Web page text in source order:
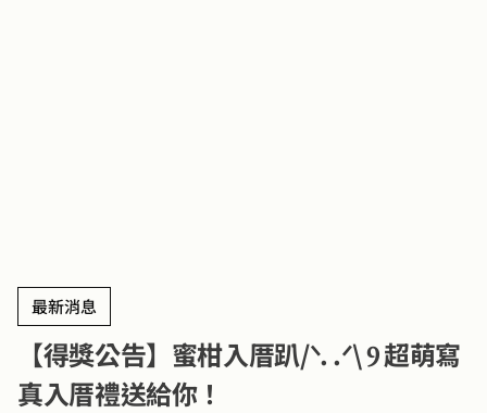
最新消息
【得獎公告】蜜柑入厝趴/ᐠ. .ᐟ\ Ⳋ 超萌寫
真入厝禮送給你！